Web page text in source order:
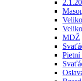
MDŽ
Pietní